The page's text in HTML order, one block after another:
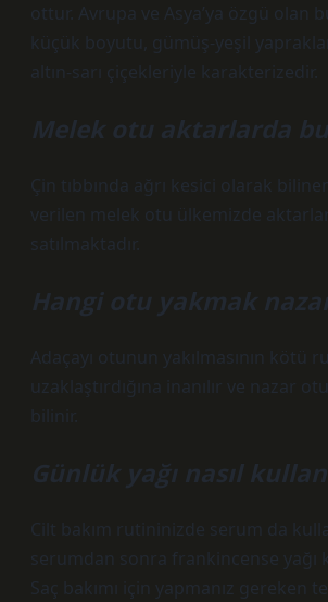
ottur. Avrupa ve Asya’ya özgü olan
küçük boyutu, gümüş-yeşil
altın-sarı çiçekleriyle karakterizedir.
Melek otu aktarlarda
Çin tıbbında ağrı kesici olarak
verilen melek otu ülkemizde
satılmaktadır.
Hangi otu yakmak
Adaçayı otunun yakılmasının kötü
uzaklaştırdığına inanılır ve nazar
bilinir.
Günlük yağı nasıl
Cilt bakım rutininizde serum da
serumdan sonra frankincense yağı
Saç bakımı için yapmanız gereken